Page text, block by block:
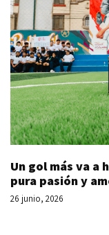
Un gol más va a
pura pasión y
26 junio, 2026